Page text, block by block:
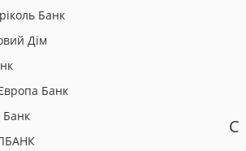
Банк
Дім
Банк
Банк
С